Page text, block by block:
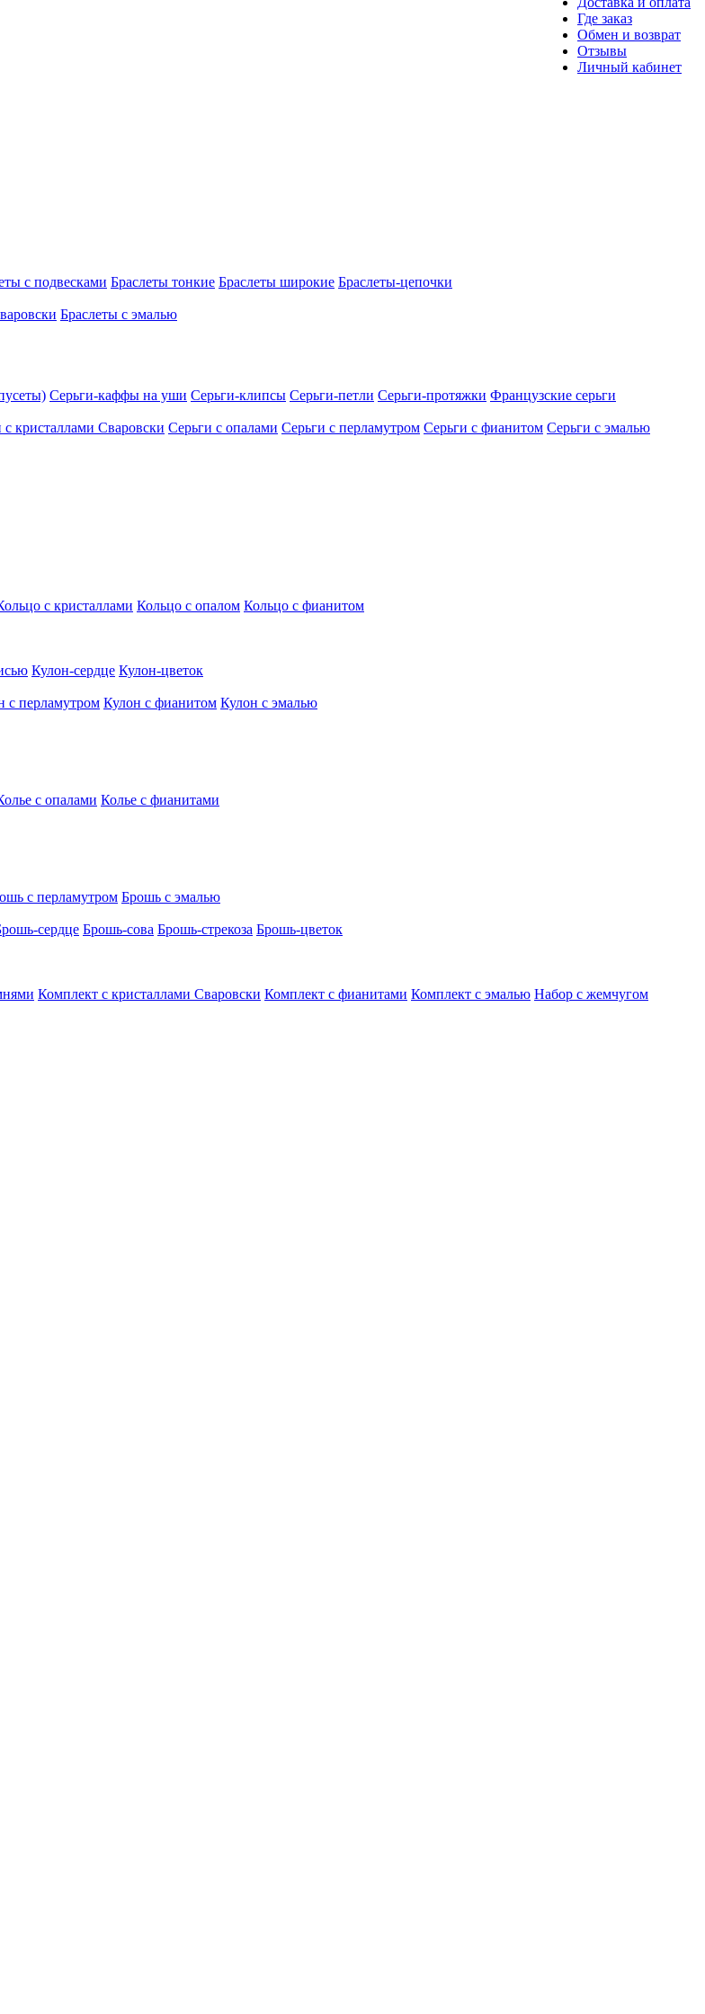
Где заказ
Обмен и возврат
Отзывы
Личный кабинет
с подвесками Браслеты тонкие Браслеты широкие Браслеты-цепочки
Браслеты с эмалью
Серьги-каффы на уши Серьги-клипсы Серьги-петли Серьги-протяжки Французские серьги
с кристаллами Сваровски Серьги с опалами Серьги с перламутром Серьги с фианитом Серьги с эмалью
с кристаллами Кольцо с опалом Кольцо с фианитом
Кулон-сердце Кулон-цветок
с перламутром Кулон с фианитом Кулон с эмалью
с опалами Колье с фианитами
с перламутром Брошь с эмалью
сердце Брошь-сова Брошь-стрекоза Брошь-цветок
Комплект с кристаллами Сваровски Комплект с фианитами Комплект с эмалью Набор с жемчугом